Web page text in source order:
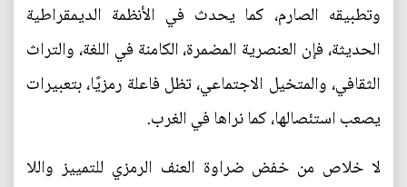
وتطبيقه الصارم، كما يحدث في الأنظمة الديمقراطية
الحديثة، فإن العنصرية المضمرة، الكامنة في اللغة، والتراث
الثقافي، والمتخيل الاجتماعي، تظل فاعلة رمزيًا، بتعبيرات
يصعب استئصالها، كما نراها في الغرب.
لا خلاص من خفض ضراوة العنف الرمزي للتمييز واللا